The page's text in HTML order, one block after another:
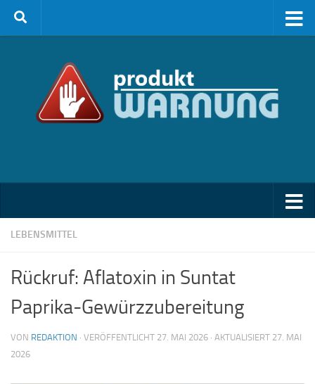
Zum Inhalt springen
LEBENSMITTEL
Rückruf: Aflatoxin in Suntat
Paprika-Gewürzzubereitung
VON REDAKTION · VERÖFFENTLICHT 27. MAI 2026 · AKTUALISIERT 27. MAI
2026